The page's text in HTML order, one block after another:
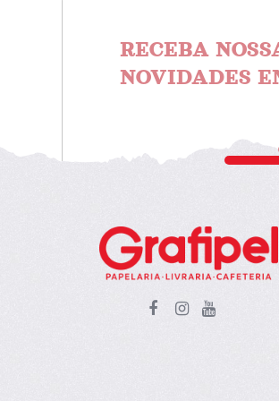
RECEBA
NOVIDADES